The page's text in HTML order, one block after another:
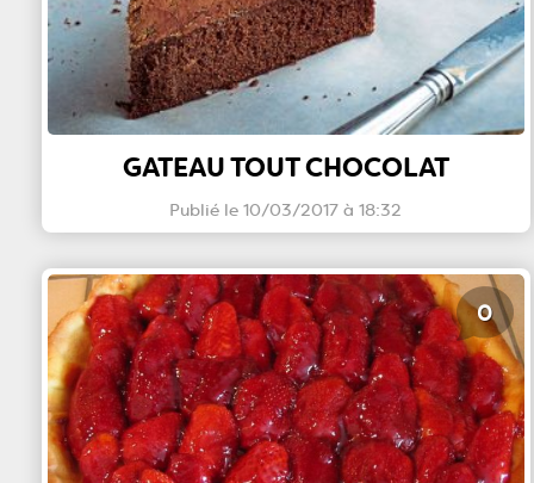
GATEAU TOUT CHOCOLAT
Publié le 10/03/2017 à 18:32
0